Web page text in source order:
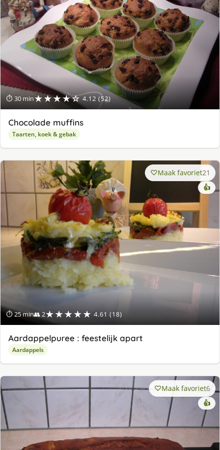
⏱ 30 min★★★★☆ 4.12 (52)
Chocolade muffins
Taarten, koek & gebak
⏱ 25 min👥 2★★★★★ 4.61 (18)
Maak favoriet21
👍
Aardappelpuree : feestelijk apart
Aardappels
Maak favoriet6
👍